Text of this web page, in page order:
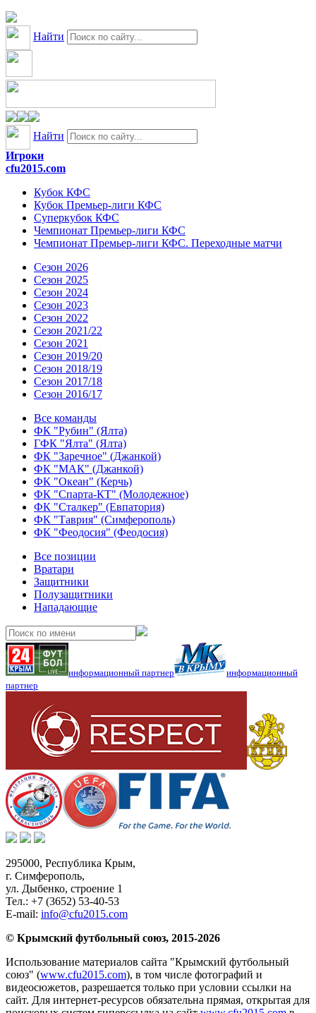
Найти
Найти
Игроки
cfu2015.com
Кубок КФС
Кубок Премьер-лиги КФС
Суперкубок КФС
Чемпионат Премьер-лиги КФС
Чемпионат Премьер-лиги КФС. Переходные матчи
Сезон 2026
Сезон 2025
Сезон 2024
Сезон 2023
Сезон 2022
Сезон 2021/22
Сезон 2021
Сезон 2019/20
Сезон 2018/19
Сезон 2017/18
Сезон 2016/17
Все команды
ФК "Рубин" (Ялта)
ГФК "Ялта" (Ялта)
ФК "Заречное" (Джанкой)
ФК "МАК" (Джанкой)
ФК "Океан" (Керчь)
ФК "Спарта-КТ" (Молодежное)
ФК "Сталкер" (Евпатория)
ФК "Таврия" (Симферополь)
ФК "Феодосия" (Феодосия)
Все позиции
Вратари
Защитники
Полузащитники
Нападающие
информационный партнер
информационный
партнер
295000, Республика Крым,
г. Симферополь,
ул. Дыбенко, строение 1
Тел.: +7 (3652) 53-40-53
E-mail: info@cfu2015.com
© Крымский футбольный союз, 2015-2026
Использование материалов сайта "Крымский футбольный
союз" (www.cfu2015.com), в том числе фотографий и
видеосюжетов, разрешается только при условии ссылки на
сайт. Для интернет-ресурсов обязательна прямая, открытая для